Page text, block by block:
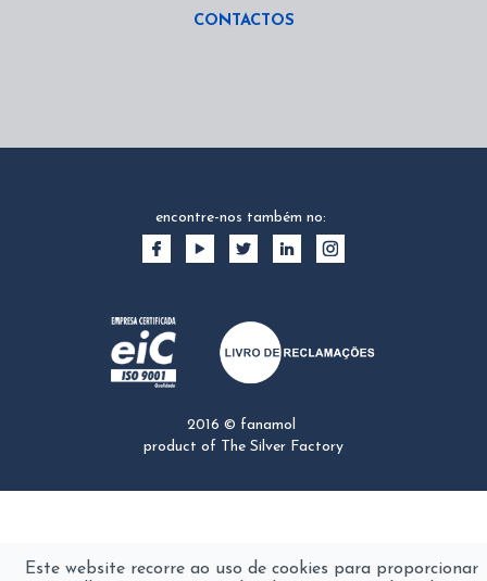
CONTACTOS
encontre-nos também no:
2016 © fanamol
product of
The Silver Factory
Este website recorre ao uso de cookies para proporcionar